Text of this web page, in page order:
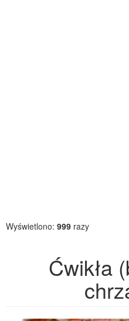
Wyświetlono: 999 razy
Ćwikła